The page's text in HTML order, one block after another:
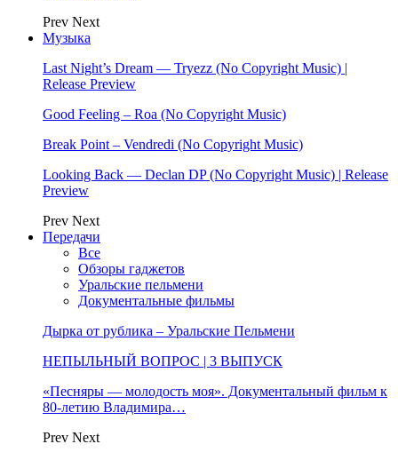
Prev Next
Музыка
Last Night’s Dream — Tryezz (No Copyright Music) |
Release Preview
Good Feeling – Roa (No Copyright Music)
Break Point – Vendredi (No Copyright Music)
Looking Back — Declan DP (No Copyright Music) | Release
Preview
Prev Next
Передачи
Все
Обзоры гаджетов
Уральские пельмени
Документальные фильмы
Дырка от рублика – Уральские Пельмени
НЕПЫЛЬНЫЙ ВОПРОС | 3 ВЫПУСК
«Песняры — молодость моя». Документальный фильм к
80-летию Владимира…
Prev Next